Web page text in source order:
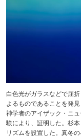
白色光がガラスなどで屈
よるものであることを発
神学者のアイザック・ニ
験により、証明した。杉
リズムを設置した。真冬